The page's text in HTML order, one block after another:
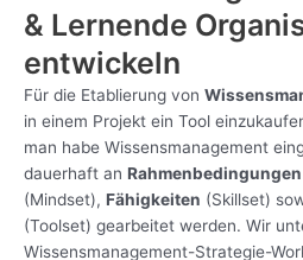
& Lernende
entwickeln
Für die Etablierung von
in einem Projekt ein Tool
man habe Wissensmanagement
dauerhaft an Rahmenbedingungen
(Mindset), Fähigkeiten (Skillset)
(Toolset) gearbeitet werden. Wir
Wissensmanagement-Strategie-